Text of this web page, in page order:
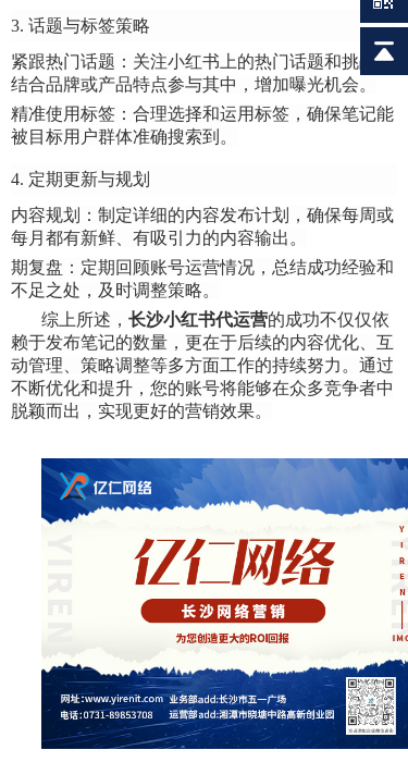
3. 话题与标签策略
紧跟热门话题：关注小红书上的热门话题和挑战，
结合品牌或产品特点参与其中，增加曝光机会。
精准使用标签：合理选择和运用标签，确保笔记能
被目标用户群体准确搜索到。
4. 定期更新与规划
内容规划：制定详细的内容发布计划，确保每周或
每月都有新鲜、有吸引力的内容输出。
期复盘：定期回顾账号运营情况，总结成功经验和
不足之处，及时调整策略。
综上所述， 长沙小红书代运营的成功不仅仅依
赖于发布笔记的数量，更在于后续的内容优化、互
动管理、策略调整等多方面工作的持续努力。通过
不断优化和提升，您的账号将能够在众多竞争者中
脱颖而出，实现更好的营销效果。